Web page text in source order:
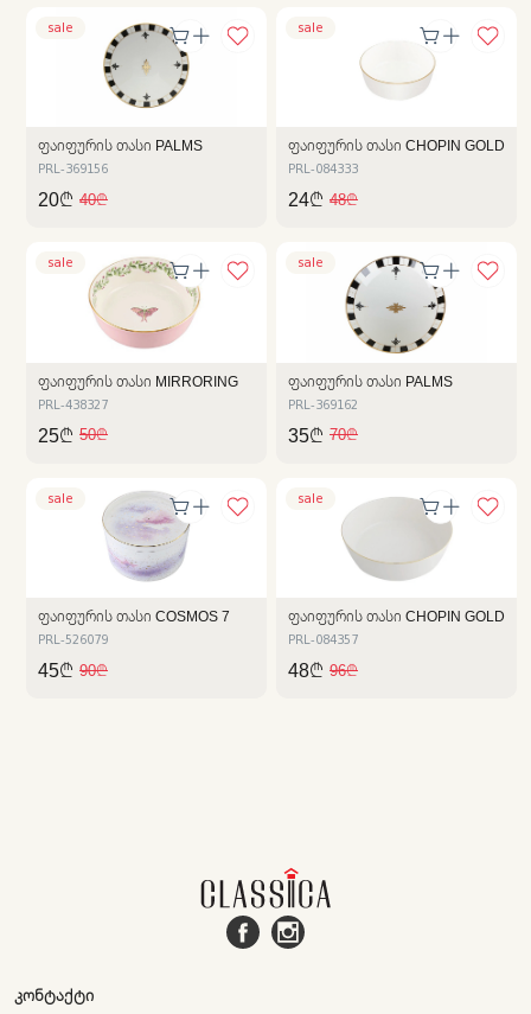
sale
ᲤᲐᲘᲤᲣᲠᲘᲡ ᲗᲐᲡᲘ PALMS
PRL-369156
20₾ 40₾
sale
ᲤᲐᲘᲤᲣᲠᲘᲡ ᲗᲐᲡᲘ CHOPIN GOLD
PRL-084333
24₾ 48₾
sale
ᲤᲐᲘᲤᲣᲠᲘᲡ ᲗᲐᲡᲘ MIRRORING
PRL-438327
25₾ 50₾
sale
ᲤᲐᲘᲤᲣᲠᲘᲡ ᲗᲐᲡᲘ PALMS
PRL-369162
35₾ 70₾
sale
ᲤᲐᲘᲤᲣᲠᲘᲡ ᲗᲐᲡᲘ COSMOS 7
PRL-526079
45₾ 90₾
sale
ᲤᲐᲘᲤᲣᲠᲘᲡ ᲗᲐᲡᲘ CHOPIN GOLD
PRL-084357
48₾ 96₾
ᲙᲝᲜᲢᲐᲥᲢᲘ